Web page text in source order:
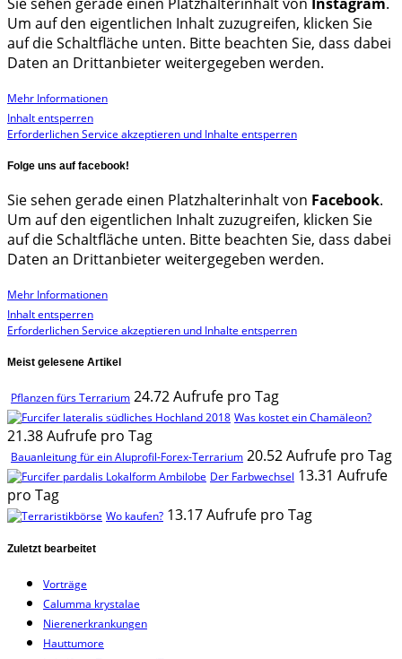
Um auf den eigentlichen Inhalt zuzugreifen, klicken Sie
auf die Schaltfläche unten. Bitte beachten Sie, dass dabei
Daten an Drittanbieter weitergegeben werden.
Mehr Informationen
Inhalt entsperren
Erforderlichen Service akzeptieren und Inhalte entsperren
Folge uns auf facebook!
Sie sehen gerade einen Platzhalterinhalt von Facebook.
Um auf den eigentlichen Inhalt zuzugreifen, klicken Sie
auf die Schaltfläche unten. Bitte beachten Sie, dass dabei
Daten an Drittanbieter weitergegeben werden.
Mehr Informationen
Inhalt entsperren
Erforderlichen Service akzeptieren und Inhalte entsperren
Meist gelesene Artikel
Pflanzen fürs Terrarium 24.72 Aufrufe pro Tag
Was kostet ein Chamäleon?
21.38 Aufrufe pro Tag
Bauanleitung für ein Aluprofil-Forex-Terrarium 20.52 Aufrufe pro Tag
Der Farbwechsel 13.31 Aufrufe
pro Tag
Wo kaufen? 13.17 Aufrufe pro Tag
Zuletzt bearbeitet
Vorträge
Calumma krystalae
Nierenerkrankungen
Hauttumore